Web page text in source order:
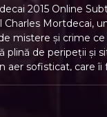
2015 Online
Mortdecai,
mistere și crime
de peripeții și
sofisticat, care
acțiunea cu
Online